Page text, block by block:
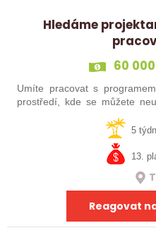
Hledáme
60
Umíte pracovat s
prostředí, kde se můžete
kde máte své místo a klid? Pokud jste třikrát odpověděl/a ano,
čtěte dál! Hledáme…
5
13.
Reagovat